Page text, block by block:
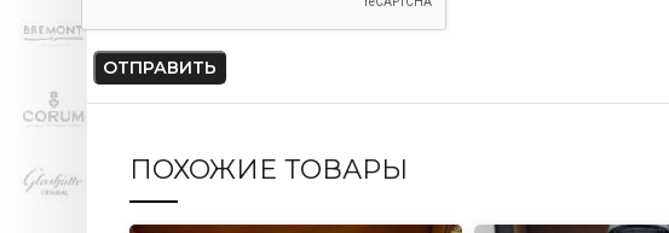
ПОХОЖИЕ ТОВАРЫ